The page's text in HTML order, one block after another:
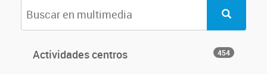
Actividades centros 454